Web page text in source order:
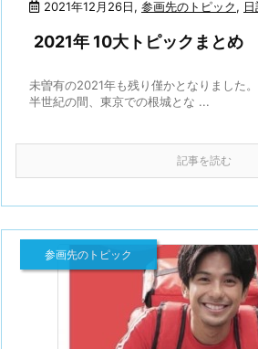
2021年12月26日, 参画先のトピック,
2021年 10大トピックまとめ
未曽有の2021年も残り僅かとなりました
半世紀の間、東京での根城とな ...
記事を読む
参画先のトピック